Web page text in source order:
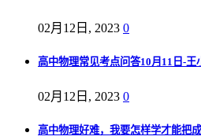
02月12日, 2023 0
高中物理常见考点问答10月11日-王
02月12日, 2023 0
高中物理好难，我要怎样学才能把